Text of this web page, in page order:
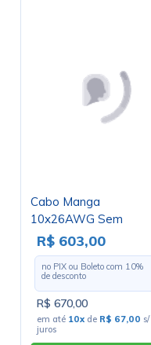
Cabo Manga
10x26AWG Sem
Blindagem - Rolo com
100 Metros
R$ 603,00
no PIX ou Boleto com 10%
de desconto
R$ 670,00
em até 10x de R$ 67,00 s/
juros